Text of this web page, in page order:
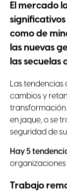
El mercado
como de
las nuevas
las secuelas
Las tendencias
cambios y
en jaque, o se
seguridad de
Hay 5
organizaciones
Trabajo